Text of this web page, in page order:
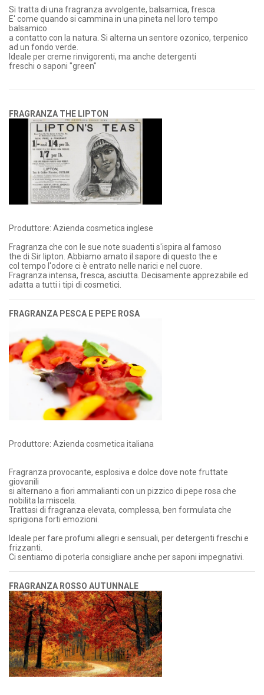
Si tratta di una fragranza avvolgente, balsamica, fresca.
E' come quando si cammina in una pineta nel loro tempo
balsamico
a contatto con la natura. Si alterna un sentore ozonico, terpenico
ad un fondo verde.
Ideale per creme rinvigorenti, ma anche detergenti
freschi o saponi "green"
FRAGRANZA THE LIPTON
Produttore: Azienda cosmetica inglese
Fragranza che con le sue note suadenti s'ispira al famoso
the di Sir lipton. Abbiamo amato il sapore di questo the e
col tempo l'odore ci è entrato nelle narici e nel cuore.
Fragranza intensa, fresca, asciutta. Decisamente apprezabile ed
adatta a tutti i tipi di cosmetici.
FRAGRANZA PESCA E PEPE ROSA
Produttore: Azienda cosmetica italiana
Fragranza provocante, esplosiva e dolce dove note fruttate
giovanili
si alternano a fiori ammalianti con un pizzico di pepe rosa che
nobilita la miscela.
Trattasi di fragranza elevata, complessa, ben formulata che
sprigiona forti emozioni.
Ideale per fare profumi allegri e sensuali, per detergenti freschi e
frizzanti.
Ci sentiamo di poterla consigliare anche per saponi impegnativi.
FRAGRANZA ROSSO AUTUNNALE